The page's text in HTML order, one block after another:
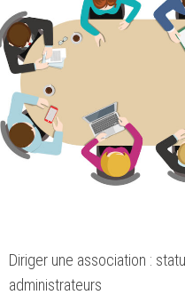
Diriger une association :
administrateurs